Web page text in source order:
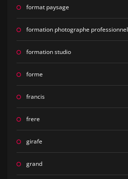
format paysage
formation photographe professionnel
formation studio
forme
francis
frere
girafe
grand